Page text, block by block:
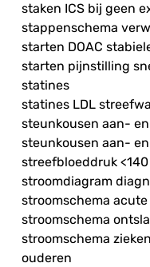
staken ICS bij geen
stappenschema
starten DOAC
starten pijnstilling
statines
statines LDL
steunkousen aan-
steunkousen aan-
streefbloeddruk
stroomdiagram
stroomschema
stroomschema
stroomschema
ouderen